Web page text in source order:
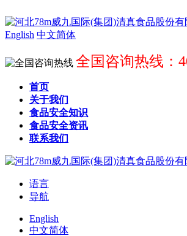
English 中文简体
全国咨询热线：
首页
关于我们
食品安全知识
食品安全资讯
联系我们
语言
导航
English
中文简体